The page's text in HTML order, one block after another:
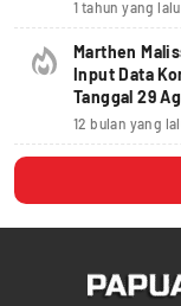
1 tahun yang lalu
Marthen
Input Data
Tanggal 29
12 bulan yang